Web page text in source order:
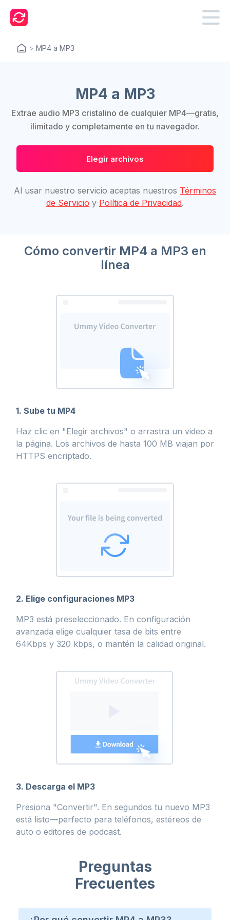
> MP4 a MP3
MP4 a MP3
Extrae audio MP3 cristalino de cualquier MP4—gratis,
ilimitado y completamente en tu navegador.
Elegir archivos
Al usar nuestro servicio aceptas nuestros Términos
de Servicio y Política de Privacidad.
Cómo convertir MP4 a MP3 en
línea
1. Sube tu MP4
Haz clic en "Elegir archivos" o arrastra un video a
la página. Los archivos de hasta 100 MB viajan por
HTTPS encriptado.
2. Elige configuraciones MP3
MP3 está preseleccionado. En configuración
avanzada elige cualquier tasa de bits entre
64Kbps y 320 kbps, o mantén la calidad original.
3. Descarga el MP3
Presiona "Convertir". En segundos tu nuevo MP3
está listo—perfecto para teléfonos, estéreos de
auto o editores de podcast.
Preguntas
Frecuentes